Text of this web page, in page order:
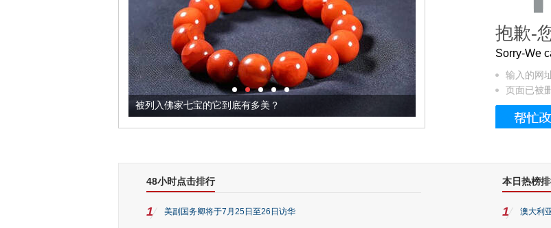
被列入佛家七宝的它到底有多美？ 这个3.2米的长卷，还原了600
抱歉-
Sorry-We
输入的网
页面已被
48小时点击排行
1 美副国务卿将于7月25日至26日访华
本日热榜
1 澳大利